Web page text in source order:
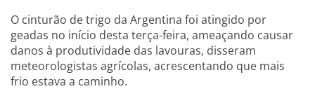
O cinturão de trigo da Argentina foi atingido por
geadas no início desta terça-feira, ameaçando causar
danos à produtividade das lavouras, disseram
meteorologistas agrícolas, acrescentando que mais
frio estava a caminho.